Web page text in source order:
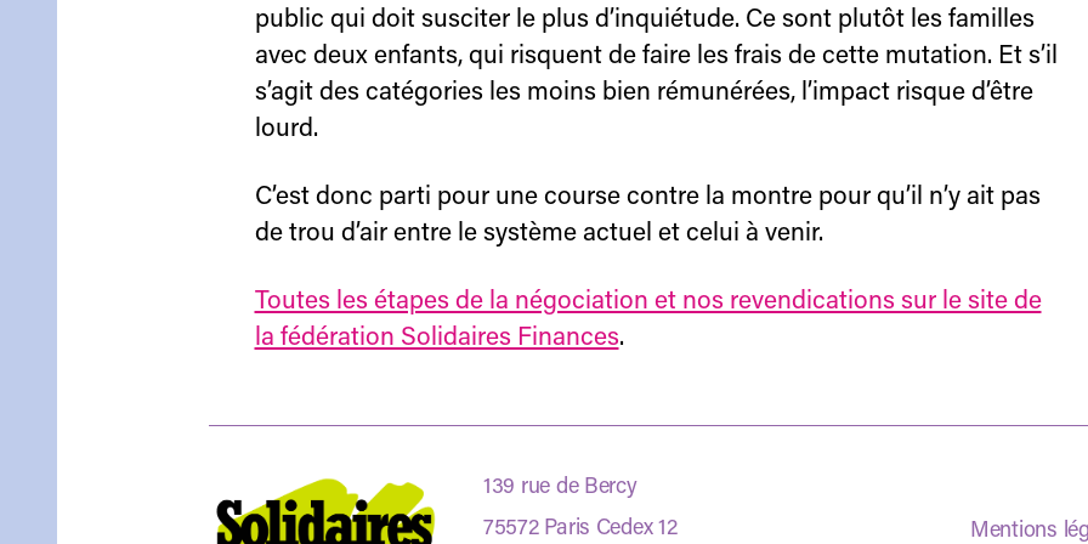
public qui doit susciter le plus d’inquiétude. Ce sont plutôt les familles
avec deux enfants, qui risquent de faire les frais de cette mutation. Et s’il
s’agit des catégories les moins bien rémunérées, l’impact risque d’être
lourd.
C’est donc parti pour une course contre la montre pour qu’il n’y ait pas
de trou d’air entre le système actuel et celui à venir.
Toutes les étapes de la négociation et nos revendications sur le site de
la fédération Solidaires Finances.
139 rue de Bercy
75572 Paris Cedex 12
Mentions